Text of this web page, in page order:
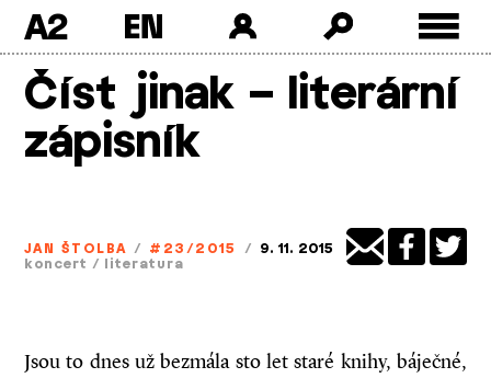
Skip
A2
Číst jinak – literární
zápisník
JAN ŠTOLBA / #23/2015 / 9. 11. 2015
koncert / literatura
Jsou to dnes už bezmála sto let staré knihy, báječné,